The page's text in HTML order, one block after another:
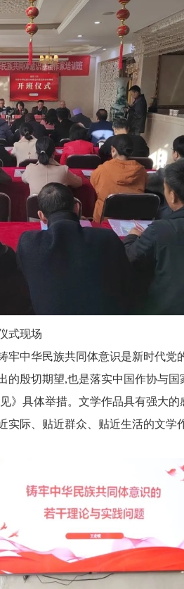
式现场
中华民族共同体意识是新时代党
殷切期望,也是落实中国作协与
》具体举措。文学作品具有强大
际、贴近群众、贴近生活的文学